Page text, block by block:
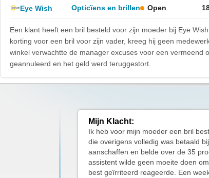
Eye Wish Opticïens en brillen Open
Een klant heeft een bril besteld voor zijn moeder bij Eye
korting voor een bril voor zijn vader, kreeg hij geen
winkel verwachtte de manager excuses voor een
geannuleerd en het geld werd teruggestort.
Mijn Klacht:
Ik heb voor mijn moeder een bril
die overigens volledig was betaald
aanschaffen en belde over de 35
assistent wilde geen moeite doen
best geïrriteerd reageerde. Een